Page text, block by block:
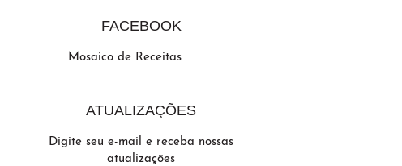
FACEBOOK
Mosaico de Receitas
ATUALIZAÇÕES
Digite seu e-mail e receba nossas
atualizações